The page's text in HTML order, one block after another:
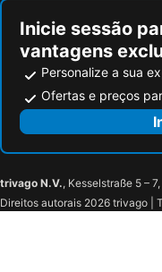
Inicie sessão
vantagens
Personalize a sua
Ofertas e preços
trivago N.V., Kesselstraße 5 –
Direitos autorais 2026 trivago |